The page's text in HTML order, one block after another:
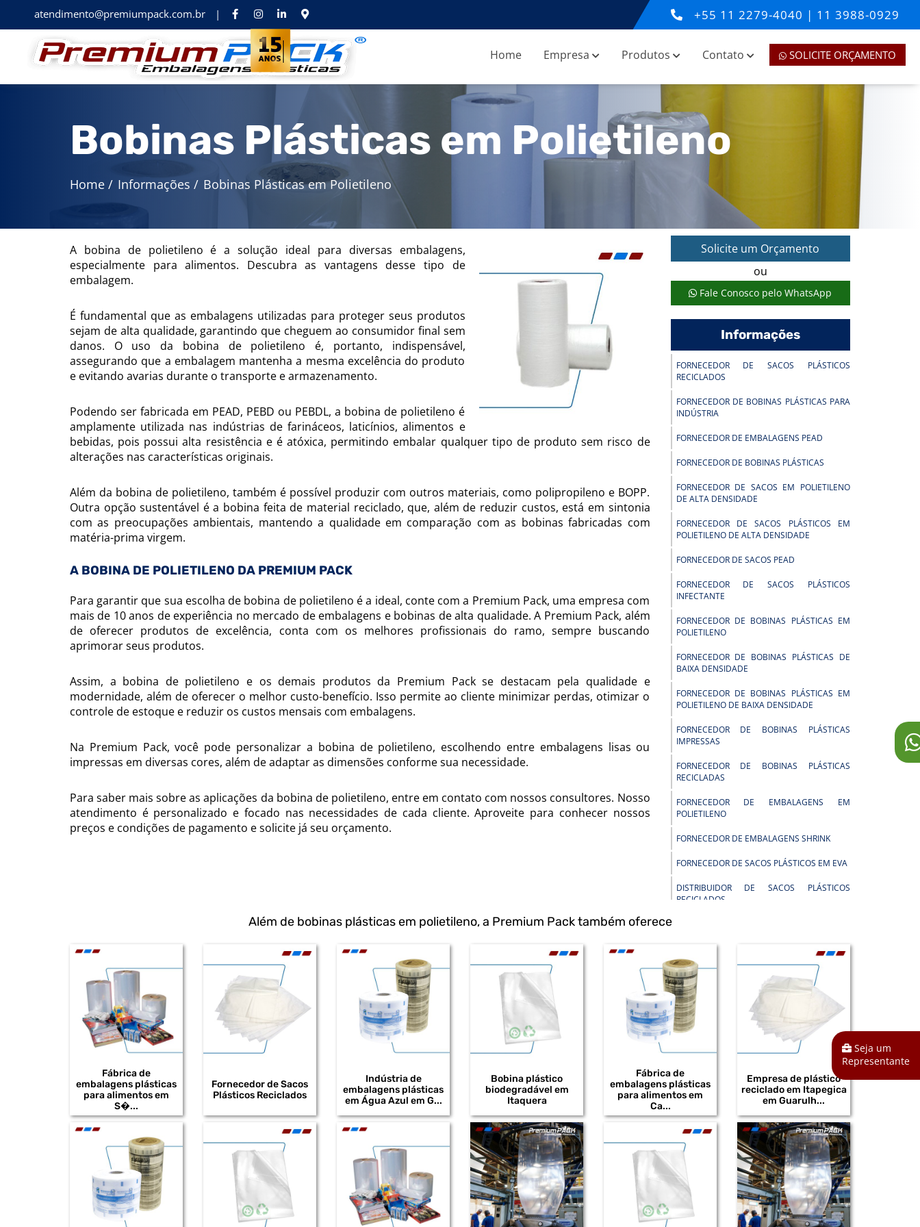
Seja um
Representante
atendimento@premiumpack.com.br | +55 11 2279-4040 | 11 3988-0929
Home Empresa Produtos Contato SOLICITE ORÇAMENTO
Bobinas Plásticas em Polietileno
Home / Informações / Bobinas Plásticas em Polietileno
A bobina de polietileno é a solução ideal para diversas embalagens,
especialmente para alimentos. Descubra as vantagens desse tipo de
embalagem.
É fundamental que as embalagens utilizadas para proteger seus produtos
sejam de alta qualidade, garantindo que cheguem ao consumidor final sem
danos. O uso da bobina de polietileno é, portanto, indispensável,
assegurando que a embalagem mantenha a mesma excelência do produto
e evitando avarias durante o transporte e armazenamento.
Podendo ser fabricada em PEAD, PEBD ou PEBDL, a bobina de polietileno é
amplamente utilizada nas indústrias de farináceos, laticínios, alimentos e
bebidas, pois possui alta resistência e é atóxica, permitindo embalar qualquer tipo de produto sem risco de
alterações nas características originais.
Além da bobina de polietileno, também é possível produzir com outros materiais, como polipropileno e BOPP.
Outra opção sustentável é a bobina feita de material reciclado, que, além de reduzir custos, está em sintonia
com as preocupações ambientais, mantendo a qualidade em comparação com as bobinas fabricadas com
matéria-prima virgem.
A BOBINA DE POLIETILENO DA PREMIUM PACK
Para garantir que sua escolha de bobina de polietileno é a ideal, conte com a Premium Pack, uma empresa com
mais de 10 anos de experiência no mercado de embalagens e bobinas de alta qualidade. A Premium Pack, além
de oferecer produtos de excelência, conta com os melhores profissionais do ramo, sempre buscando
aprimorar seus produtos.
Assim, a bobina de polietileno e os demais produtos da Premium Pack se destacam pela qualidade e
modernidade, além de oferecer o melhor custo-benefício. Isso permite ao cliente minimizar perdas, otimizar o
controle de estoque e reduzir os custos mensais com embalagens.
Na Premium Pack, você pode personalizar a bobina de polietileno, escolhendo entre embalagens lisas ou
impressas em diversas cores, além de adaptar as dimensões conforme sua necessidade.
Para saber mais sobre as aplicações da bobina de polietileno, entre em contato com nossos consultores. Nosso
atendimento é personalizado e focado nas necessidades de cada cliente. Aproveite para conhecer nossos
preços e condições de pagamento e solicite já seu orçamento.
Solicite um Orçamento
ou
Fale Conosco pelo WhatsApp
Informações
FORNECEDOR DE SACOS PLÁSTICOS
RECICLADOS
FORNECEDOR DE BOBINAS PLÁSTICAS PARA
INDÚSTRIA
FORNECEDOR DE EMBALAGENS PEAD
FORNECEDOR DE BOBINAS PLÁSTICAS
FORNECEDOR DE SACOS EM POLIETILENO
DE ALTA DENSIDADE
FORNECEDOR DE SACOS PLÁSTICOS EM
POLIETILENO DE ALTA DENSIDADE
FORNECEDOR DE SACOS PEAD
FORNECEDOR DE SACOS PLÁSTICOS
INFECTANTE
FORNECEDOR DE BOBINAS PLÁSTICAS EM
POLIETILENO
FORNECEDOR DE BOBINAS PLÁSTICAS DE
BAIXA DENSIDADE
FORNECEDOR DE BOBINAS PLÁSTICAS EM
POLIETILENO DE BAIXA DENSIDADE
FORNECEDOR DE BOBINAS PLÁSTICAS
IMPRESSAS
FORNECEDOR DE BOBINAS PLÁSTICAS
RECICLADAS
FORNECEDOR DE EMBALAGENS EM
POLIETILENO
FORNECEDOR DE EMBALAGENS SHRINK
FORNECEDOR DE SACOS PLÁSTICOS EM EVA
DISTRIBUIDOR DE SACOS PLÁSTICOS
RECICLADOS
DISTRIBUIDOR DE EMBALAGENS PEAD
DISTRIBUIDOR DE BOBINAS PLÁSTICAS
DISTRIBUIDOR DE SACOS EM POLIETILENO
DE ALTA DENSIDADE
DISTRIBUIDOR DE SACOS PLÁSTICOS EM
POLIETILENO DE ALTA DENSIDADE
DISTRIBUIDOR DE SACOS PEAD
DISTRIBUIDOR DE SACOS PLÁSTICOS
INFECTANTE
DISTRIBUIDOR DE BOBINAS PLÁSTICAS EM
POLIETILENO
DISTRIBUIDOR DE BOBINAS PLÁSTICAS DE
BAIXA DENSIDADE
DISTRIBUIDOR DE BOBINAS PLÁSTICAS EM
Além de bobinas plásticas em polietileno, a Premium Pack também oferece
Fábrica de
embalagens plásticas
para alimentos em
S�...
Fornecedor de Sacos
Plásticos Reciclados
Indústria de
embalagens plásticas
em Água Azul em G...
Bobina plástico
biodegradável em
Itaquera
Fábrica de
embalagens plásticas
para alimentos em
Ca...
Empresa de plástico
reciclado em Itapegica
em Guarulh...